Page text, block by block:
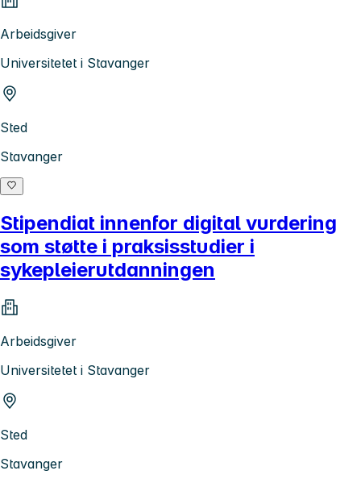
Arbeidsgiver
Universitetet i Stavanger
Sted
Stavanger
Stipendiat innenfor digital vurdering
som støtte i praksisstudier i
sykepleierutdanningen
Arbeidsgiver
Universitetet i Stavanger
Sted
Stavanger